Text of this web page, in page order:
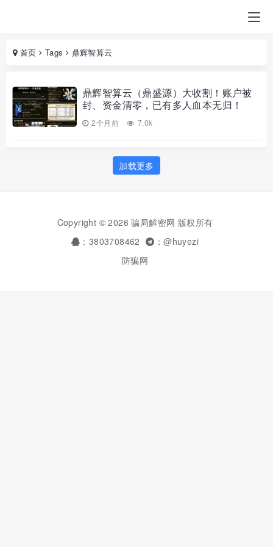
首页 Tags 鼎辉智算云
鼎辉智算云（鼎盛源）大收割！账户被
封、资金清零，已有多人血本无归！
2个月前 7.0k
加载更多
Copyright © 2026 骗局解密网 版权所有
：3803708462
：@huyezi
防骗网